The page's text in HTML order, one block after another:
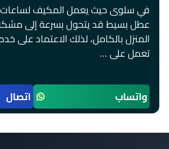
في سلوى حيث يعمل المكيف لساعات
عطل بسيط قد يتحول بسرعة إلى
المنزل بالكامل، لذلك الاعتماد على
تعمل على …
واتساب اتصال